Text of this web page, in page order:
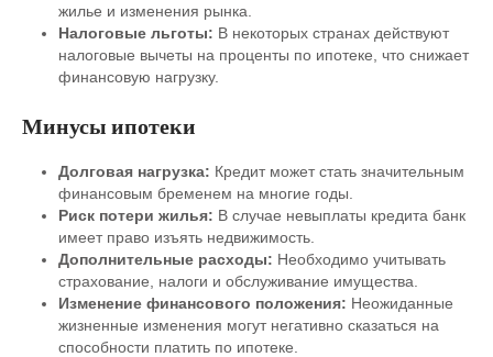
жилье и изменения рынка.
Налоговые льготы: В некоторых странах действуют
налоговые вычеты на проценты по ипотеке, что снижает
финансовую нагрузку.
Минусы ипотеки
Долговая нагрузка: Кредит может стать значительным
финансовым бременем на многие годы.
Риск потери жилья: В случае невыплаты кредита банк
имеет право изъять недвижимость.
Дополнительные расходы: Необходимо учитывать
страхование, налоги и обслуживание имущества.
Изменение финансового положения: Неожиданные
жизненные изменения могут негативно сказаться на
способности платить по ипотеке.